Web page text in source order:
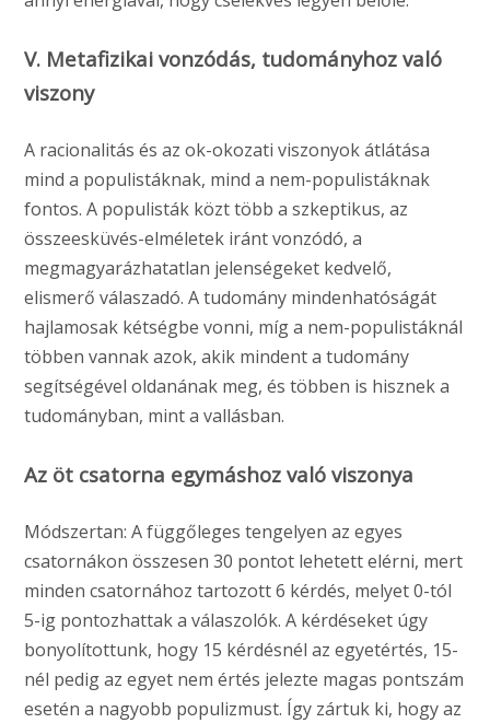
V. Metafizikai vonzódás, tudományhoz való
viszony
A racionalitás és az ok-okozati viszonyok átlátása
mind a populistáknak, mind a nem-populistáknak
fontos. A populisták közt több a szkeptikus, az
összeesküvés-elméletek iránt vonzódó, a
megmagyarázhatatlan jelenségeket kedvelő,
elismerő válaszadó. A tudomány mindenhatóságát
hajlamosak kétségbe vonni, míg a nem-populistáknál
többen vannak azok, akik mindent a tudomány
segítségével oldanának meg, és többen is hisznek a
tudományban, mint a vallásban.
Az öt csatorna egymáshoz való viszonya
Módszertan: A függőleges tengelyen az egyes
csatornákon összesen 30 pontot lehetett elérni, mert
minden csatornához tartozott 6 kérdés, melyet 0-tól
5-ig pontozhattak a válaszolók. A kérdéseket úgy
bonyolítottunk, hogy 15 kérdésnél az egyetértés, 15-
nél pedig az egyet nem értés jelezte magas pontszám
esetén a nagyobb populizmust. Így zártuk ki, hogy az